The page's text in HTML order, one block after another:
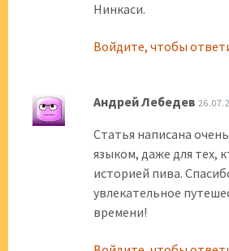
Нинкаси.
Войдите, чтобы
Андрей Лебедев
Статья написана
языком, даже для тех,
историей пива.
увлекательное
времени!